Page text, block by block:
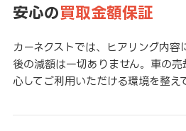
安心の買取金額保証
カーネクストでは、ヒアリング内容
後の減額は一切ありません。車の
心してご利用いただける環境を整え